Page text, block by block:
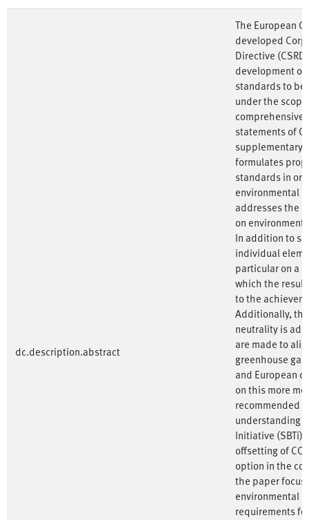
dc.description.abstract
The European
developed
Directive
development of
standards to
under the
comprehensive
statements of
supplementary
formulates
standards in
environmental
addresses the
on
In addition to
individual
particular on a
which the
to the
Additionally,
neutrality is
are made to
greenhouse
and European
on this more
recommended
understanding
Initiative (SBTi)
offsetting of
option in the
the paper
environmental
requirements